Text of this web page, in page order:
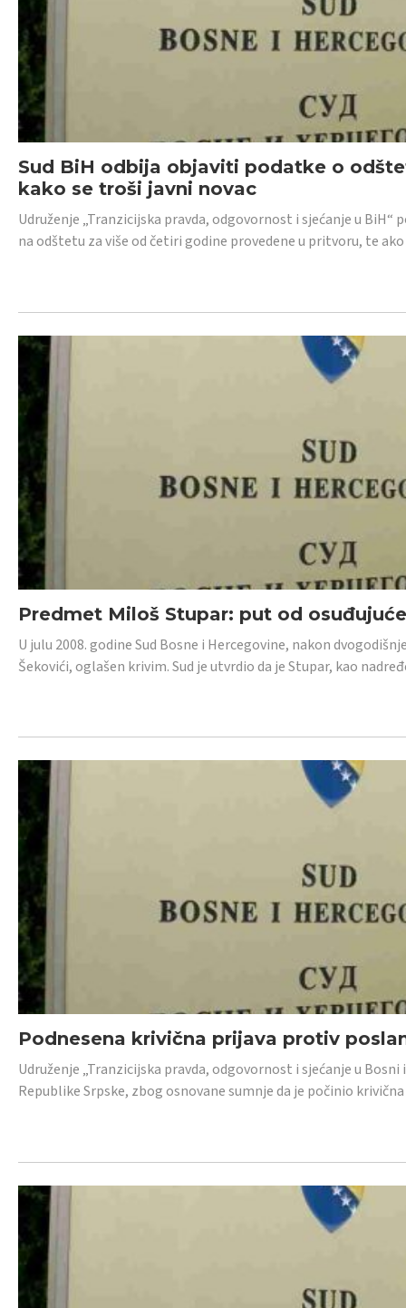
Sud BiH odbija objaviti podatke o
kako se troši javni novac
Udruženje „Tranzicijska pravda, odgovornost i sjećanje u
na odštetu za više od četiri godine provedene u pritvoru, te
Predmet Miloš Stupar: put od
U julu 2008. godine Sud Bosne i Hercegovine, nakon
Šekovići, oglašen krivim. Sud je utvrdio da je Stupar, kao
Podnesena krivična prijava protiv
Udruženje „Tranzicijska pravda, odgovornost i sjećanje u
Republike Srpske, zbog osnovane sumnje da je počinio